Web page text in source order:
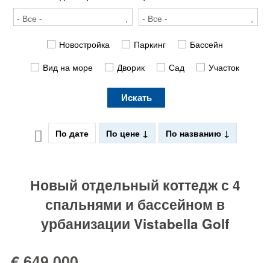
Новостройка Паркинг
Бассейн
Вид на море
Дворик Сад Участок
Искать
По дате По цене По названию
Новый отдельный коттедж с 4
спальнями и бассейном в
урбанизации Vistabella Golf